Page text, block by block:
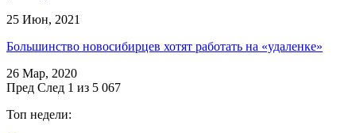
25 Июн, 2021
Большинство новосибирцев хотят работать на «удаленке»
26 Мар, 2020
Пред След 1 из 5 067
Топ недели: